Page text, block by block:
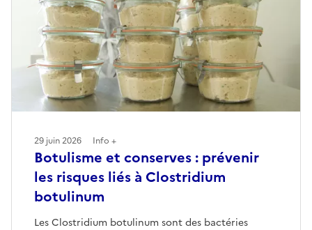
Botulisme et conserves : prévenir
les risques liés à Clostridium
botulinum
Les Clostridium botulinum sont des bactéries
29 juin 2026 Info +